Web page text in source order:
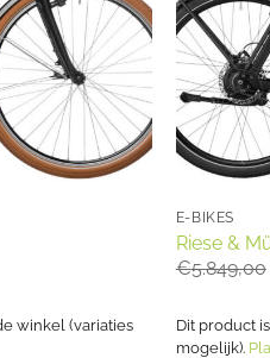
winkel (variaties
E-BIKES
Riese &
€5.849,00
Dit product
mogelijk).